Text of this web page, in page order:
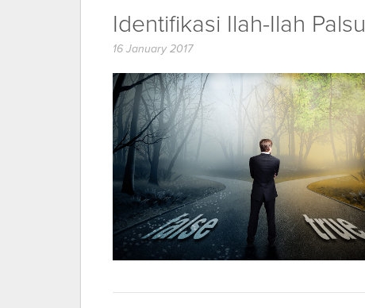
Identifikasi Ilah-Ilah Palsu
16 January 2017